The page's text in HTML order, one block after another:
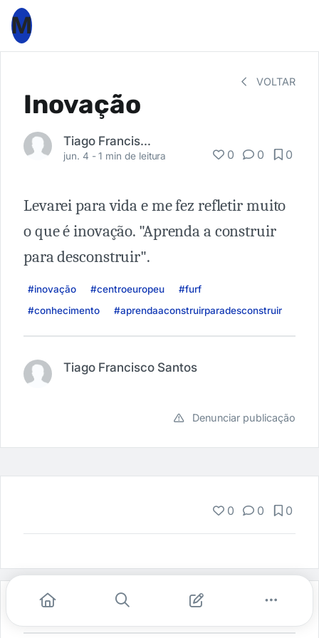
M
VOLTAR
Inovação
Tiago Francisco Santos
jun. 4 -1 min de leitura 0 0 0
Levarei para vida e me fez refletir muito
o que é inovação. "Aprenda a construir
para desconstruir".
#inovação #centroeuropeu
#furf
#conhecimento
#aprendaaconstruirparadesconstruir
Tiago Francisco Santos
Denunciar publicação
0 0 0
Indicados para você